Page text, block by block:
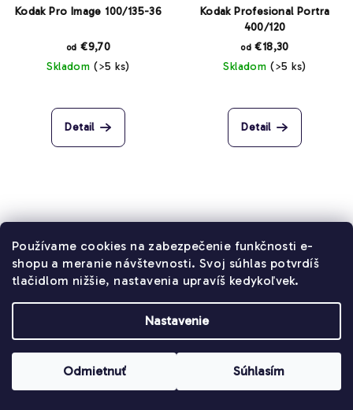
Používame cookies na zabezpečenie funkčnosti e-
shopu a meranie návštevnosti. Svoj súhlas potvrdíš
tlačidlom nižšie, nastavenia upravíš kedykoľvek.
Nastavenie
Odmietnuť Súhlasím
Kodak Pro Image 100/135-36
od €9,70
Skladom (>5 ks)
hodnotenie
produktu
Detail
Kodak Profesional Portra
400/120
od €18,30
Skladom (>5 ks)
Detail
Kodak Profesional Portra
160/135-36
Kodak Profesional Portra
160/120